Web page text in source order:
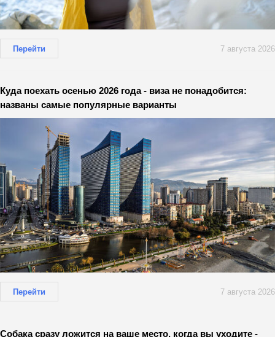
Перейти 7 августа 2026
Куда поехать осенью 2026 года - виза не понадобится:
названы самые популярные варианты
Перейти 7 августа 2026
Собака сразу ложится на ваше место, когда вы уходите -